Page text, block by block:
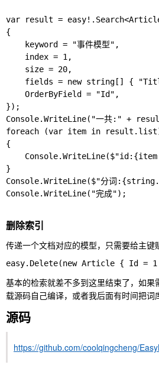
var result =
{
    keyword = "事件模型",
    index = 1,
    size = 20,
fields = new string[] {
    OrderByField = "Id",
});
Console.WriteLine("一共:" +
foreach (var item in
{
}
Console.WriteLine($"分词
Console.WriteLine("完成");
删除索引
传递一个文档对应的模型，只需要给主键
基本的检索就差不多到这里结束了，如
载源码自己编译，或者我后面有时间把词
源码
https://github.com/coolqingcheng/